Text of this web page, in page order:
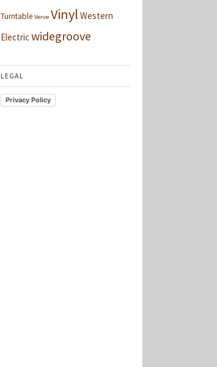
Turntable Verve Vinyl Western
Electricwidegroove
LEGAL
Privacy Policy